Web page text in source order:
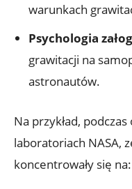
warunkach‍
Psychologia
grawitacji na
astronautów.
Na przykład,
laboratoriach ⁢NASA,
koncentrowały się na: